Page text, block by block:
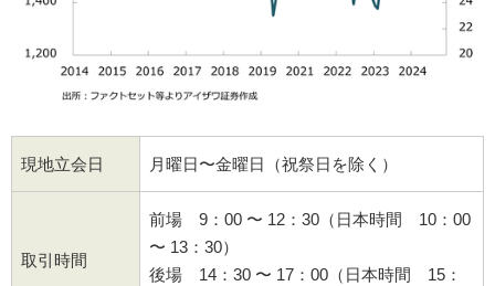
現地立会日 月曜日〜金曜日（祝祭日を除く）
取引時間
前場 9：00 〜 12：30（日本時間 10：00
〜 13：30）
後場 14：30 〜 17：00（日本時間 15：